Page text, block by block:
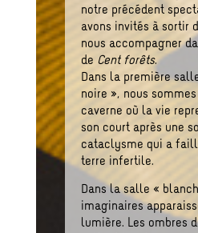
notre précédent
avons invités à sortir
nous accompagner
de Cent forêts.
Dans la première
noire », nous
caverne où la vie
son court après une
cataclysme qui a
terre infertile.
Dans la salle «
imaginaires
lumière. Les ombres